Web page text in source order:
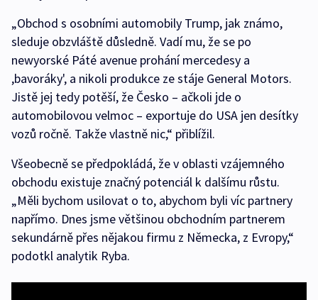
„Obchod s osobními automobily Trump, jak známo,
sleduje obzvláště důsledně. Vadí mu, že se po
newyorské Páté avenue prohání mercedesy a
,bavoráky', a nikoli produkce ze stáje General Motors.
Jistě jej tedy potěší, že Česko – ačkoli jde o
automobilovou velmoc – exportuje do USA jen desítky
vozů ročně. Takže vlastně nic,“ přiblížil.
Všeobecně se předpokládá, že v oblasti vzájemného
obchodu existuje značný potenciál k dalšímu růstu.
„Měli bychom usilovat o to, abychom byli víc partnery
napřímo. Dnes jsme většinou obchodním partnerem
sekundárně přes nějakou firmu z Německa, z Evropy,“
podotkl analytik Ryba.